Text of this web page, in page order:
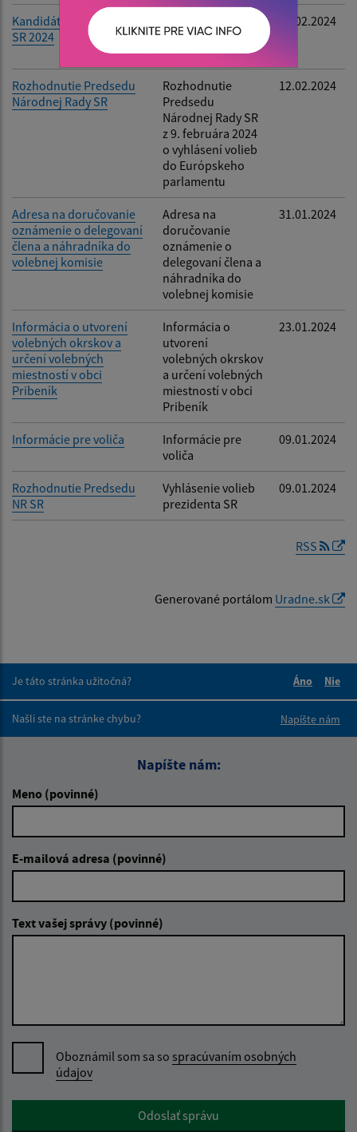
Kandidáti na Prezidenta
SR 2024
Prezidenta SR
2024
28.02.2024
Rozhodnutie Predsedu
Národnej Rady SR
Rozhodnutie
Predsedu
Národnej Rady SR
z 9. februára 2024
o vyhlásení volieb
do Európskeho
parlamentu
12.02.2024
Adresa na doručovanie
oznámenie o delegovaní
člena a náhradníka do
volebnej komisie
Adresa na
doručovanie
oznámenie o
delegovaní člena a
náhradníka do
volebnej komisie
31.01.2024
Informácia o utvorení
volebných okrskov a
určení volebných
miestností v obci
Pribeník
Informácia o
utvorení
volebných okrskov
a určení volebných
miestností v obci
Pribeník
23.01.2024
Informácie pre voliča
Informácie pre
voliča
09.01.2024
Rozhodnutie Predsedu
NR SR
Vyhlásenie volieb
prezidenta SR
09.01.2024
RSS
Generované portálom Uradne.sk
Je táto stránka užitočná?
Áno
Nie
Našli ste na stránke chybu?
Napíšte nám
Napíšte nám:
Meno (povinné)
E-mailová adresa (povinné)
Text vašej správy (povinné)
Oboznámil som sa so spracúvaním osobných
údajov
Google reCaptcha ResponseOdoslať správu